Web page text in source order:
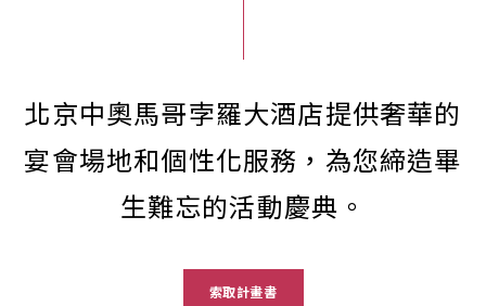
北京中奧馬哥孛羅大酒店提供奢華的
宴會場地和個性化服務，為您締造畢
生難忘的活動慶典。
索取計畫書